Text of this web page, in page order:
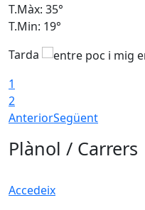
T.Màx: 35°
T.Min: 19°
Tarda
1
2
AnteriorSegüent
Plànol / Carrers
Accedeix